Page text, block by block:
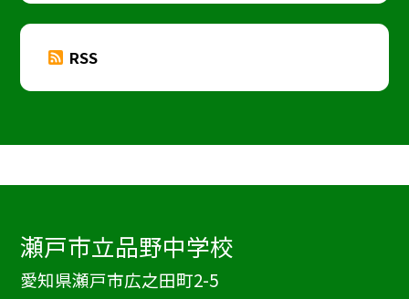
RSS
瀬戸市立品野中学校
愛知県瀬戸市広之田町2-5